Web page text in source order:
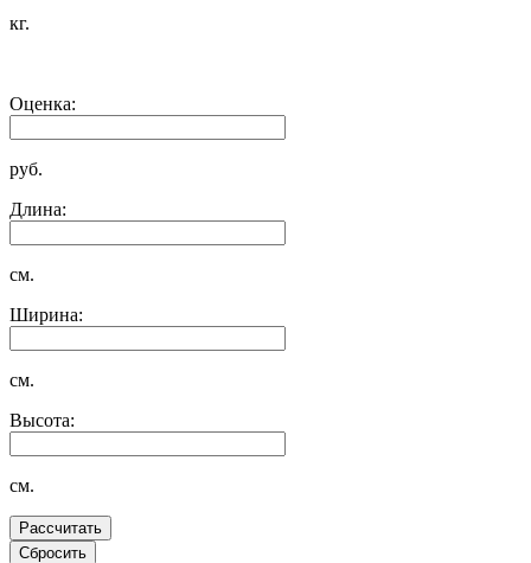
кг.
Оценка:
руб.
Длина:
см.
Ширина:
см.
Высота:
см.